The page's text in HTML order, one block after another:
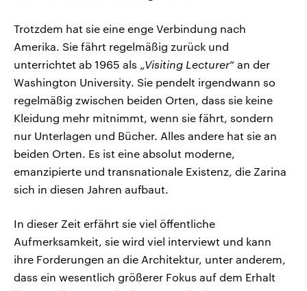
Trotzdem hat sie eine enge Verbindung nach
Amerika. Sie fährt regelmäßig zurück und
unterrichtet ab 1965 als „Visiting Lecturer“ an der
Washington University. Sie pendelt irgendwann so
regelmäßig zwischen beiden Orten, dass sie keine
Kleidung mehr mitnimmt, wenn sie fährt, sondern
nur Unterlagen und Bücher. Alles andere hat sie an
beiden Orten. Es ist eine absolut moderne,
emanzipierte und transnationale Existenz, die Zarina
sich in diesen Jahren aufbaut.
In dieser Zeit erfährt sie viel öffentliche
Aufmerksamkeit, sie wird viel interviewt und kann
ihre Forderungen an die Architektur, unter anderem,
dass ein wesentlich größerer Fokus auf dem Erhalt